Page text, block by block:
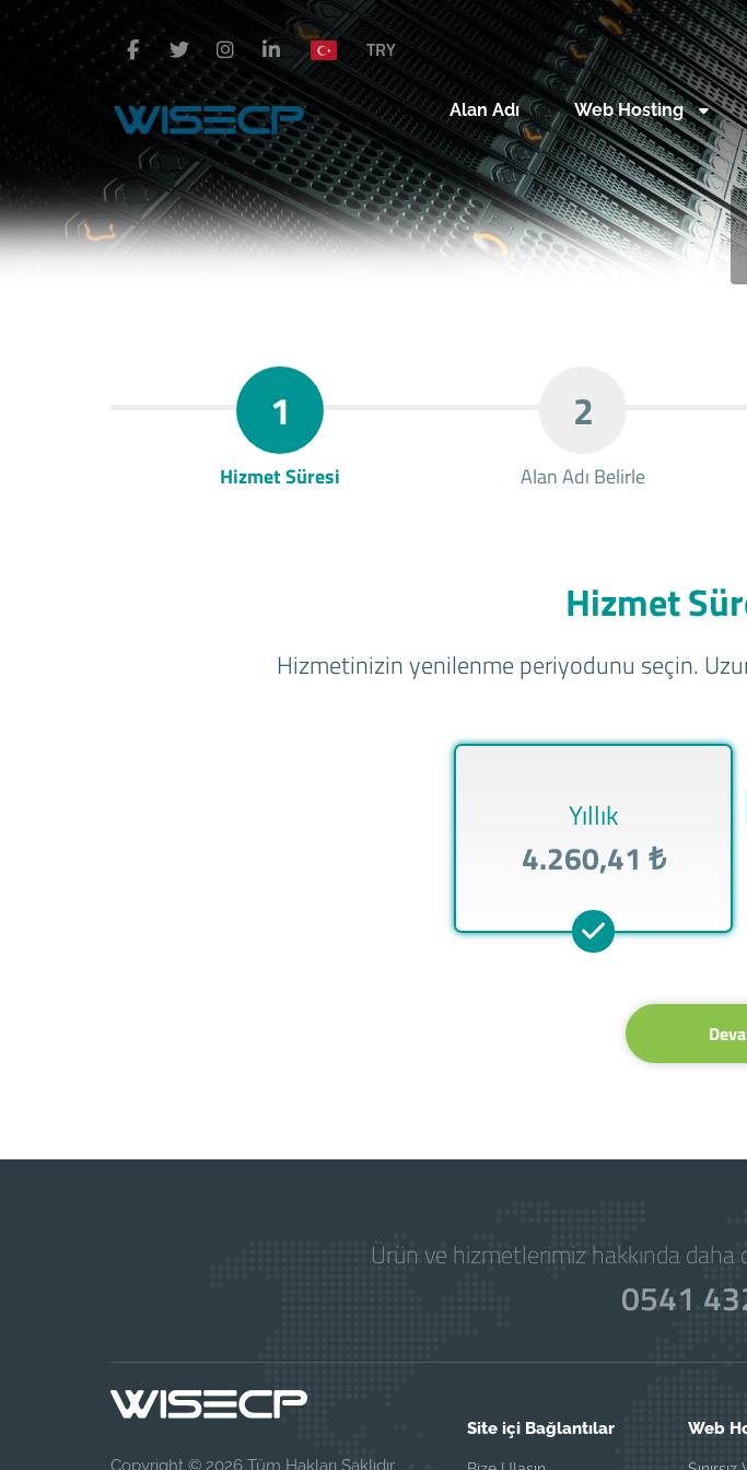
TRY
Alan Adı Web Hosting
1
Hizmet Süresi
2
Alan Adı Belirle
Hizmet
Hizmetinizin yenilenme periyodunu seçin.
Yıllık
4.260,41 ₺
Ürün ve hizmetlerimiz hakkında daha
0541
Copyright © 2026 Tüm Hakları Saklıdır.
Site içi Bağlantılar Web